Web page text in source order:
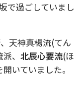
で過ごしていまし
天神真楊流(てん
、 北辰心要流(ほ
いていました。